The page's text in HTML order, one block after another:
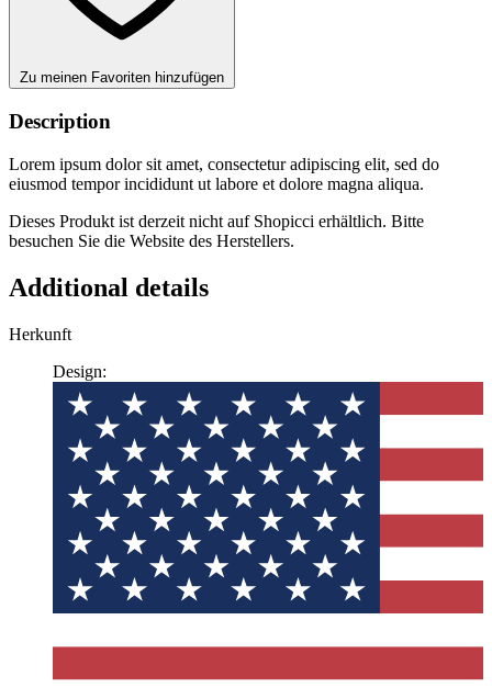
Zu meinen Favoriten hinzufügen
Description
Lorem ipsum dolor sit amet, consectetur adipiscing elit, sed do
eiusmod tempor incididunt ut labore et dolore magna aliqua.
Dieses Produkt ist derzeit nicht auf Shopicci erhältlich. Bitte
besuchen Sie die Website des Herstellers.
Additional details
Herkunft
Design: